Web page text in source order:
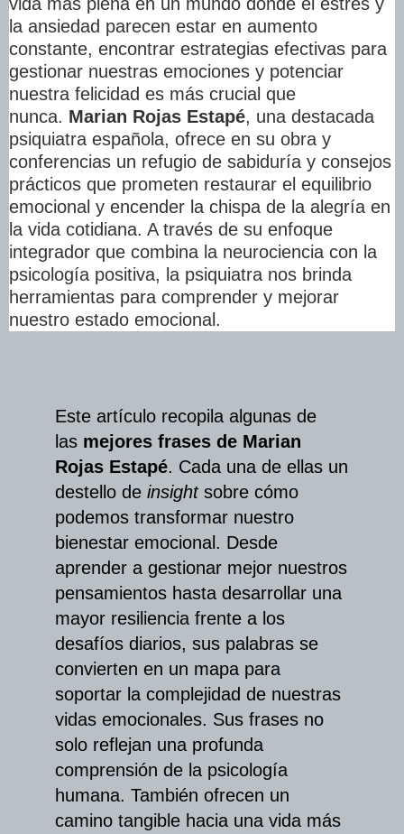
la ansiedad parecen estar en aumento
constante, encontrar estrategias efectivas para
gestionar nuestras emociones y potenciar
nuestra felicidad es más crucial que
nunca. Marian Rojas Estapé, una destacada
psiquiatra española, ofrece en su obra y
conferencias un refugio de sabiduría y consejos
prácticos que prometen restaurar el equilibrio
emocional y encender la chispa de la alegría en
la vida cotidiana. A través de su enfoque
integrador que combina la neurociencia con la
psicología positiva, la psiquiatra nos brinda
herramientas para comprender y mejorar
nuestro estado emocional.
Este artículo recopila algunas de
las mejores frases de Marian
Rojas Estapé. Cada una de ellas un
destello de insightsobre cómo
podemos transformar nuestro
bienestar emocional. Desde
aprender a gestionar mejor nuestros
pensamientos hasta desarrollar una
mayor resiliencia frente a los
desafíos diarios, sus palabras se
convierten en un mapa para
soportar la complejidad de nuestras
vidas emocionales. Sus frases no
solo reflejan una profunda
comprensión de la psicología
humana. También ofrecen un
camino tangible hacia una vida más